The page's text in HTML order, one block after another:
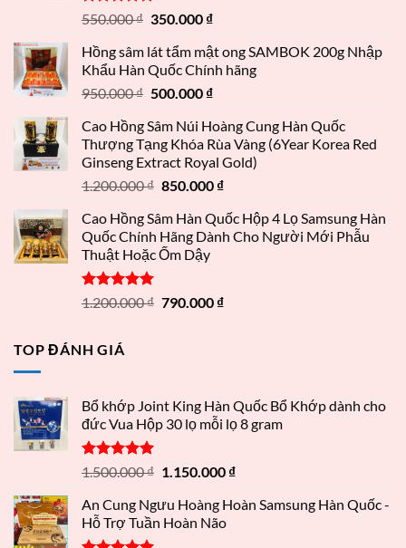
Được xếp
5 sao
550.000₫ 350.000 ₫
Hồng sâm lát tẩm mật ong SAMBOK 200g Nhập
Khẩu Hàn Quốc Chính hãng
950.000₫ 500.000 ₫
Cao Hồng Sâm Núi Hoàng Cung Hàn Quốc
Thượng Tạng Khóa Rùa Vàng (6Year Korea Red
Ginseng Extract Royal Gold)
1.200.000₫ 850.000 ₫
Cao Hồng Sâm Hàn Quốc Hộp 4 Lọ Samsung Hàn
Quốc Chính Hãng Dành Cho Người Mới Phẫu
Thuật Hoặc Ốm Dậy
Được xếp
1.200.000₫ 790.000 ₫
TOP ĐÁNH GIÁ
Bổ khớp Joint King Hàn Quốc Bổ Khớp dành cho
đức Vua Hộp 30 lọ mỗi lọ 8 gram
Được xếp
5 sao
1.500.000₫ 1.150.000 ₫
An Cung Ngưu Hoàng Hoàn Samsung Hàn Quốc -
Hỗ Trợ Tuần Hoàn Não